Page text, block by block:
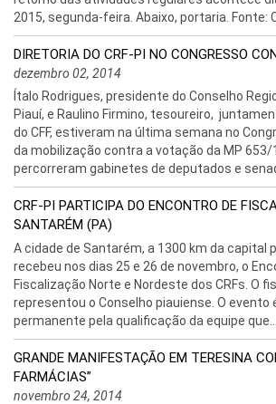
2015, segunda-feira. Abaixo, portaria. Fonte:
DIRETORIA DO CRF-PI NO CONGRESSO
dezembro 02, 2014
Ítalo Rodrigues, presidente do Conselho
Piauí, e Raulino Firmino, tesoureiro,
do CFF, estiveram na última semana no
da mobilização contra a votação da MP 653/
percorreram gabinetes de deputados e
CRF-PI PARTICIPA DO ENCONTRO DE
SANTARÉM (PA)
A cidade de Santarém, a 1300 km da capital
recebeu nos dias 25 e 26 de novembro, o
Fiscalização Norte e Nordeste dos CRFs. O
representou o Conselho piauiense. O evento
permanente pela qualificação da equipe que...
GRANDE MANIFESTAÇÃO EM TERESINA
FARMÁCIAS”
novembro 24, 2014